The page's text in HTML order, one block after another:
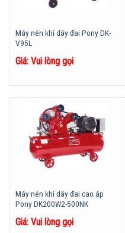
Máy nén khí dây đai Pony DK-
V95L
Giá: Vui lòng gọi
Máy nén khí dây đai cao áp
Pony DK200W2-500NK
Giá: Vui lòng gọi